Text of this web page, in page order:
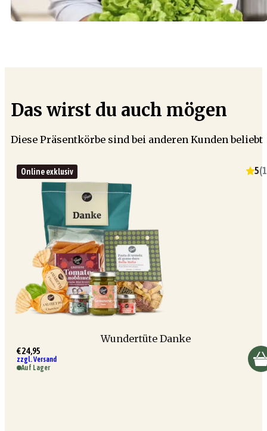
Das wirst du auch mögen
Diese Präsentkörbe sind bei anderen Kunden beliebt
Online exklusiv 5(
Wundertüte Danke
€ 24,95
zzgl. Versand
Auf Lager